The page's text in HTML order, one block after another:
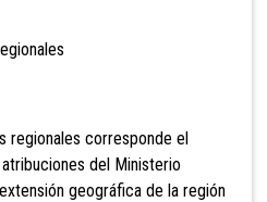
corresponde el
del Ministerio
geográfica de la región